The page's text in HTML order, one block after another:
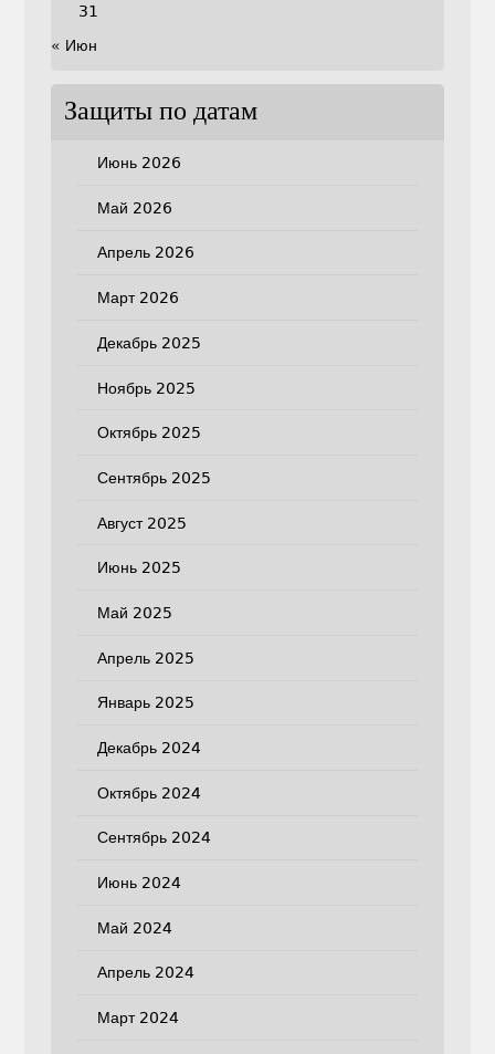
31
« Июн
Защиты по датам
Июнь 2026
Май 2026
Апрель 2026
Март 2026
Декабрь 2025
Ноябрь 2025
Октябрь 2025
Сентябрь 2025
Август 2025
Июнь 2025
Май 2025
Апрель 2025
Январь 2025
Декабрь 2024
Октябрь 2024
Сентябрь 2024
Июнь 2024
Май 2024
Апрель 2024
Март 2024